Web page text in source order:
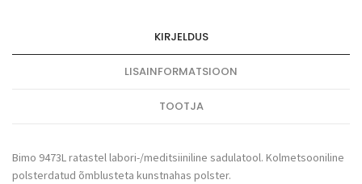
KIRJELDUS
LISAINFORMATSIOON
TOOTJA
Bimo 9473L ratastel labori-/meditsiiniline sadulatool. Kolmetsooniline
polsterdatud õmblusteta kunstnahas polster.